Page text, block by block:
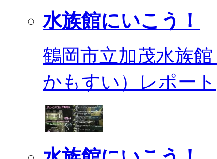
水族館にいこう！
鶴岡市立加茂水族
かもすい）レポート